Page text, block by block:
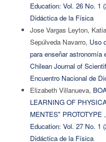
Education: Vol. 26 No. 1
Didáctica de la Física
Jose Vargas Leyton,
Sepúlveda Navarro, Uso
para enseñar astronomía
Chilean Journal of
Encuentro Nacional de
Elizabeth Villanueva,
LEARNING OF
MENTES" PROTOTYPE ,
Education: Vol. 27 No. 1
Didáctica de la Física